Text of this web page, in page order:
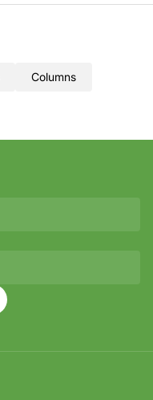
Columns